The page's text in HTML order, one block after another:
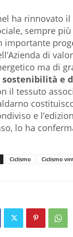
ha rinnovato
sempre
importante
di
ma di
sostenibilità e
il tessuto
e
lo ha
Ciclismo Ciclismo